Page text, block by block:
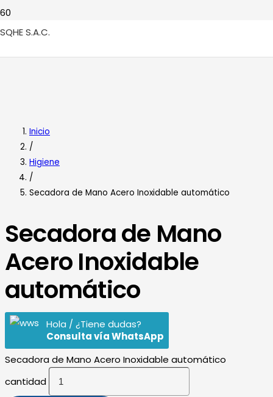
SQHE S.A.C.
Inicio
/
Higiene
/
Secadora de Mano Acero Inoxidable automático
Secadora de Mano
Acero Inoxidable
automático
Hola / ¿Tiene dudas?
Consulta vía WhatsApp
Secadora de Mano Acero Inoxidable automático
cantidad